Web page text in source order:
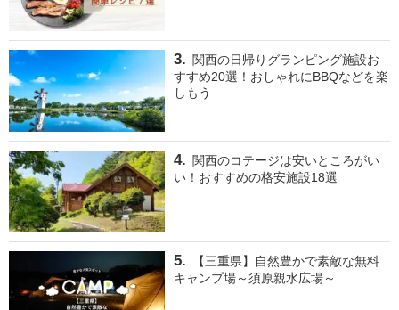
関西の日帰りグランピング施設お
すすめ20選！おしゃれにBBQなどを楽
しもう
関西のコテージは安いところがい
い！おすすめの格安施設18選
【三重県】自然豊かで素敵な無料
キャンプ場～須原親水広場～